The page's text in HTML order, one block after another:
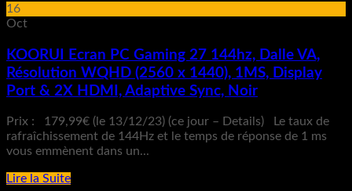
16
Oct
KOORUI Ecran PC Gaming 27 144hz, Dalle VA,
Résolution WQHD (2560 x 1440), 1MS, Display
Port & 2X HDMI, Adaptive Sync, Noir
Prix : 179,99€ (le 13/12/23) (ce jour – Details) Le taux de
rafraîchissement de 144Hz et le temps de réponse de 1 ms
vous emmènent dans un...
Lire la Suite